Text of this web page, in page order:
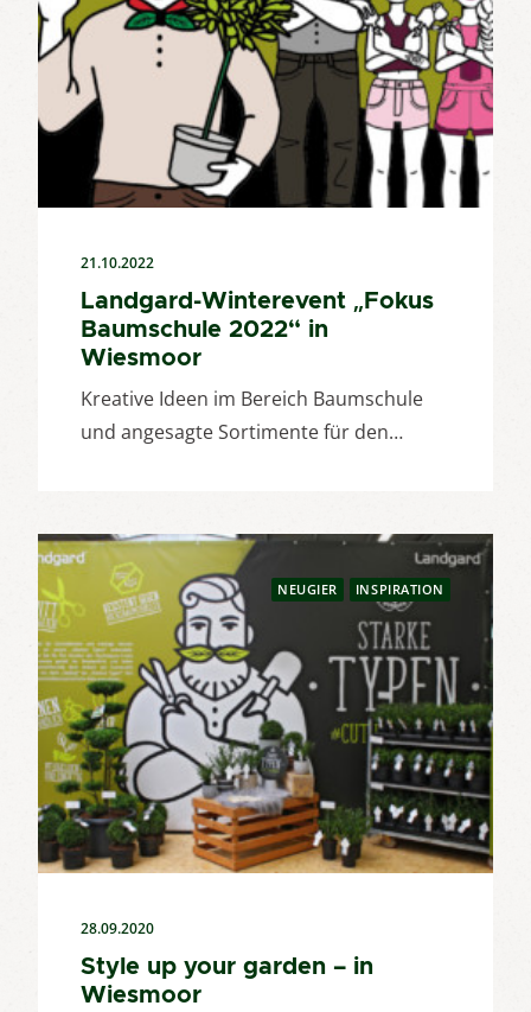
21.10.2022
Landgard-Winterevent „Fokus
Baumschule 2022“ in
Wiesmoor
Kreative Ideen im Bereich Baumschule
und angesagte Sortimente für den…
NEUGIER INSPIRATION
28.09.2020
Style up your garden – in
Wiesmoor